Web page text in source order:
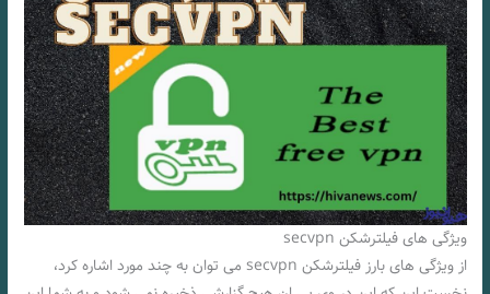
ویژگی های فیلترشکن secvpn
از ویژگی های بارز فیلترشکن secvpn می توان به چند مورد اشاره کرد،